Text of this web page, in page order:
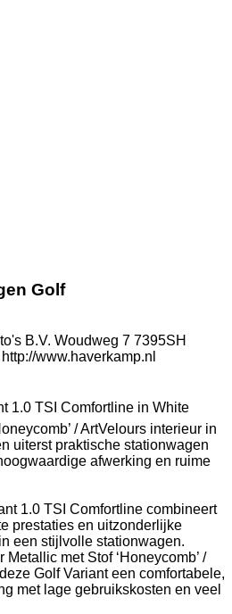
Golf
B.V. Woudweg 7 7395SH
www.haverkamp.nl
1.0 TSI Comfortline in White
/ ArtVelours interieur in
uiterst praktische stationwagen
afwerking en ruime
1.0 TSI Comfortline combineert
prestaties en uitzonderlijke
een stijlvolle stationwagen.
met Stof ‘Honeycomb’ /
Golf Variant een comfortabele,
met lage gebruikskosten en veel